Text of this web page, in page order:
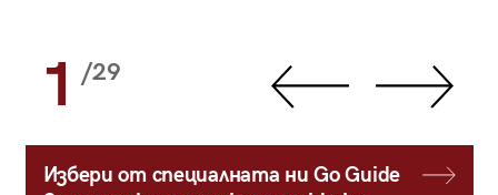
1 /29
Избери от специалната ни Go Guide